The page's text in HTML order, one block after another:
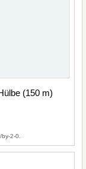
(150 m)
2-0.